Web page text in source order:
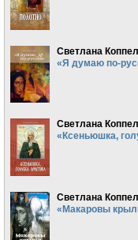
Светлана
«Я думаю по-
Светлана
«Ксеньюшка,
Светлана
«Макаровы